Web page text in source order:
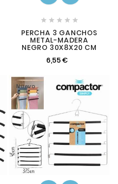
    
PERCHA 3 GANCHOS
METAL-MADERA
NEGRO 30X8X20 CM
6,55 €
Nuevo